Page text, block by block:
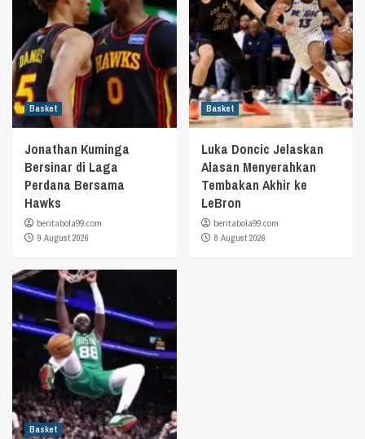
Basket
Jonathan Kuminga
Bersinar di Laga
Perdana Bersama
Hawks
beritabola99.com
9 August 2026
Basket
Luka Doncic Jelaskan
Alasan Menyerahkan
Tembakan Akhir ke
LeBron
beritabola99.com
8 August 2026
Basket